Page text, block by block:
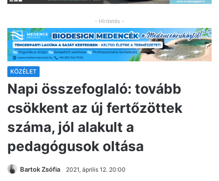
- Hirdetés -
KÖZÉLET
Napi összefoglaló: tovább
csökkent az új fertőzöttek
száma, jól alakult a
pedagógusok oltása
Bartok Zsófia 2021, április 12. 20:00